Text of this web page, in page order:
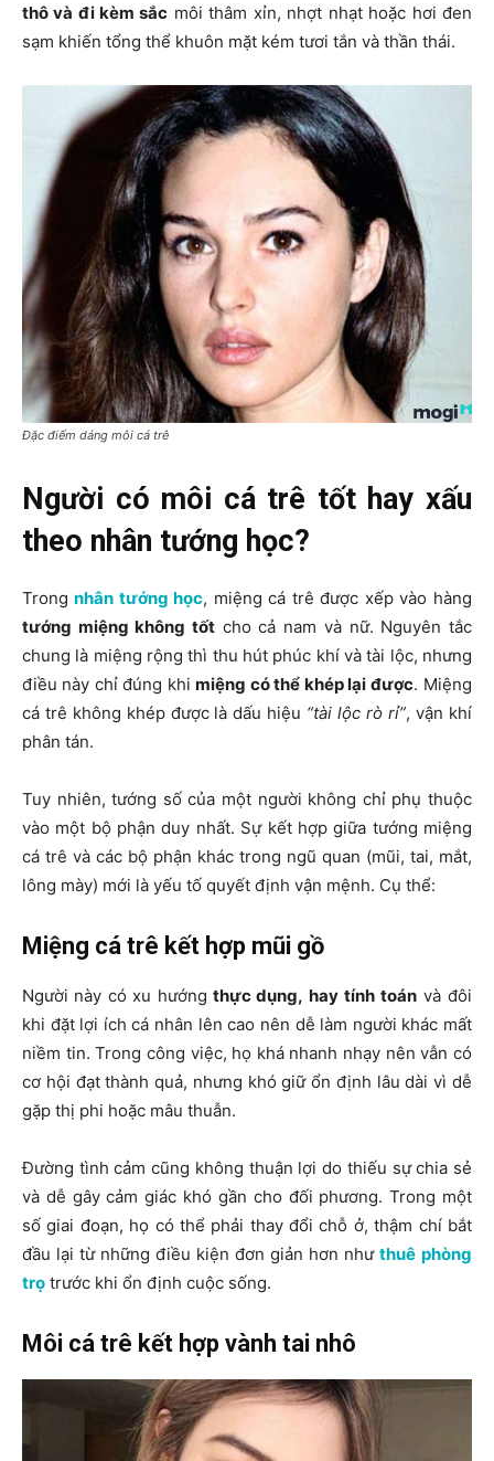
thô và đi kèm sắc môi thâm xỉn, nhợt nhạt hoặc hơi đen
sạm khiến tổng thể khuôn mặt kém tươi tắn và thần thái.
Đặc điểm dáng môi cá trê
Người có môi cá trê tốt hay xấu
theo nhân tướng học?
Trong nhân tướng học, miệng cá trê được xếp vào hàng
tướng miệng không tốt cho cả nam và nữ. Nguyên tắc
chung là miệng rộng thì thu hút phúc khí và tài lộc, nhưng
điều này chỉ đúng khi miệng có thể khép lại được. Miệng
cá trê không khép được là dấu hiệu “tài lộc rò rỉ”, vận khí
phân tán.
Tuy nhiên, tướng số của một người không chỉ phụ thuộc
vào một bộ phận duy nhất. Sự kết hợp giữa tướng miệng
cá trê và các bộ phận khác trong ngũ quan (mũi, tai, mắt,
lông mày) mới là yếu tố quyết định vận mệnh. Cụ thể:
Miệng cá trê kết hợp mũi gồ
Người này có xu hướng thực dụng, hay tính toán và đôi
khi đặt lợi ích cá nhân lên cao nên dễ làm người khác mất
niềm tin. Trong công việc, họ khá nhanh nhạy nên vẫn có
cơ hội đạt thành quả, nhưng khó giữ ổn định lâu dài vì dễ
gặp thị phi hoặc mâu thuẫn.
Đường tình cảm cũng không thuận lợi do thiếu sự chia sẻ
và dễ gây cảm giác khó gần cho đối phương. Trong một
số giai đoạn, họ có thể phải thay đổi chỗ ở, thậm chí bắt
đầu lại từ những điều kiện đơn giản hơn như thuê phòng
trọ trước khi ổn định cuộc sống.
Môi cá trê kết hợp vành tai nhô